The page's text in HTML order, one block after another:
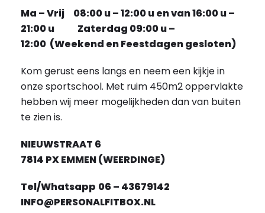
Ma – Vrij 08:00 u – 12:00 u en van 16:00 u –
21:00 u Zaterdag 09:00 u –
12:00 (Weekend en Feestdagen gesloten)
Kom gerust eens langs en neem een kijkje in
onze sportschool. Met ruim 450m2 oppervlakte
hebben wij meer mogelijkheden dan van buiten
te zien is.
NIEUWSTRAAT 6
7814 PX EMMEN (WEERDINGE)
Tel/Whatsapp 06 – 43679142
INFO@PERSONALFITBOX.NL